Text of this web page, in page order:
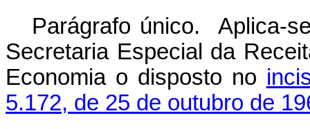
Parágrafo único. Aplica-
Secretaria Especial da
Economia o disposto no
5.172, de 25 de outubro de